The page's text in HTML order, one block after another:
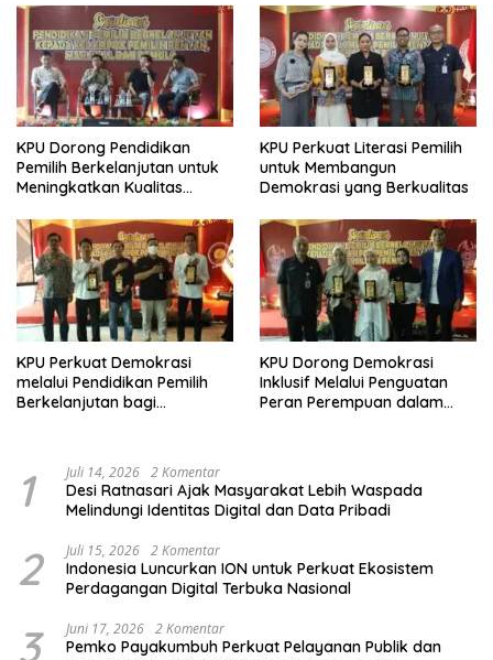
KPU Dorong Pendidikan
Pemilih Berkelanjutan untuk
Meningkatkan Kualitas
KPU Perkuat Literasi Pemilih
untuk Membangun
Demokrasi yang Berkualitas
KPU Perkuat Demokrasi
melalui Pendidikan Pemilih
Berkelanjutan bagi
KPU Dorong Demokrasi
Inklusif Melalui Penguatan
Peran Perempuan dalam
1 Juli 14, 2026 2 Komentar
Desi Ratnasari Ajak Masyarakat Lebih Waspada
Melindungi Identitas Digital dan Data Pribadi
2 Juli 15, 2026 2 Komentar
Indonesia Luncurkan ION untuk Perkuat Ekosistem
Perdagangan Digital Terbuka Nasional
3 Juni 17, 2026 2 Komentar
Pemko Payakumbuh Perkuat Pelayanan Publik dan